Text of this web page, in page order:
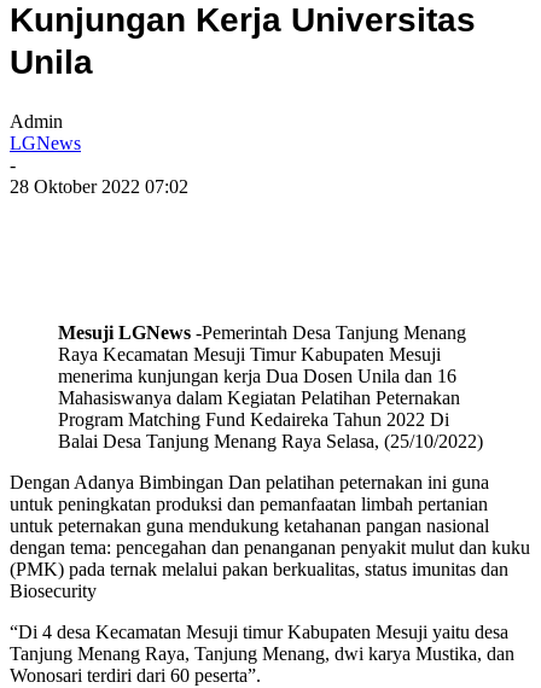
Kunjungan Kerja Universitas
Unila
Admin
LGNews
-
28 Oktober 2022 07:02
Mesuji LGNews -Pemerintah Desa Tanjung Menang
Raya Kecamatan Mesuji Timur Kabupaten Mesuji
menerima kunjungan kerja Dua Dosen Unila dan 16
Mahasiswanya dalam Kegiatan Pelatihan Peternakan
Program Matching Fund Kedaireka Tahun 2022 Di
Balai Desa Tanjung Menang Raya Selasa, (25/10/2022)
Dengan Adanya Bimbingan Dan pelatihan peternakan ini guna
untuk peningkatan produksi dan pemanfaatan limbah pertanian
untuk peternakan guna mendukung ketahanan pangan nasional
dengan tema: pencegahan dan penanganan penyakit mulut dan kuku
(PMK) pada ternak melalui pakan berkualitas, status imunitas dan
Biosecurity
“Di 4 desa Kecamatan Mesuji timur Kabupaten Mesuji yaitu desa
Tanjung Menang Raya, Tanjung Menang, dwi karya Mustika, dan
Wonosari terdiri dari 60 peserta”.